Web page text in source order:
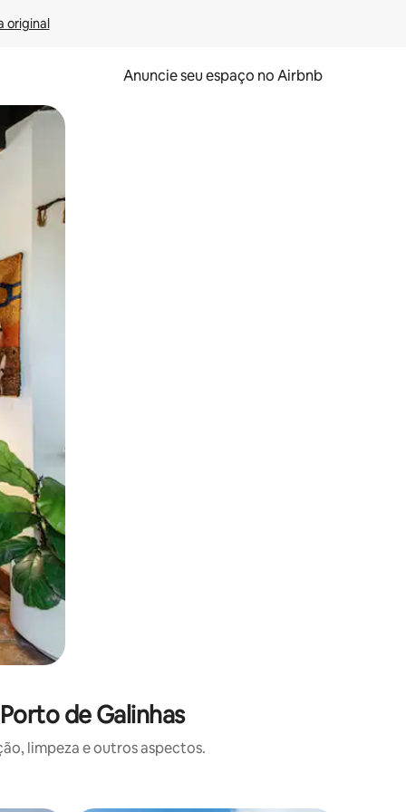
original
Anuncie seu espaço no Airbnb
o dedo na tela.
de Galinhas
limpeza e outros aspectos.